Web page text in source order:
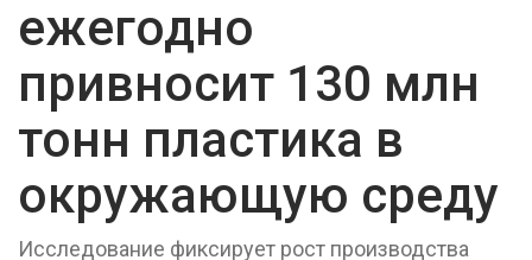
ежегодно
привносит 130 млн
тонн пластика в
окружающую среду
Исследование фиксирует рост производства